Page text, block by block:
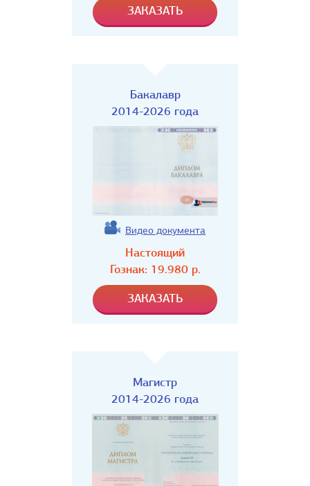
Бакалавр
2014-2026 года
Видео документа
Настоящий
Гознак: 19.980р.
Магистр
2014-2026 года